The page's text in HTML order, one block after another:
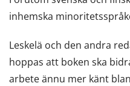
inhemska
Leskelä och den andra
hoppas att boken ska
arbete ännu mer känt